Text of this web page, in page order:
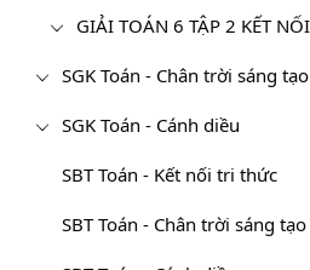
SGK Toán - Chân trời sáng tạo
SGK Toán - Cánh diều
SBT Toán - Kết nối tri thức
SBT Toán - Chân trời sáng tạo